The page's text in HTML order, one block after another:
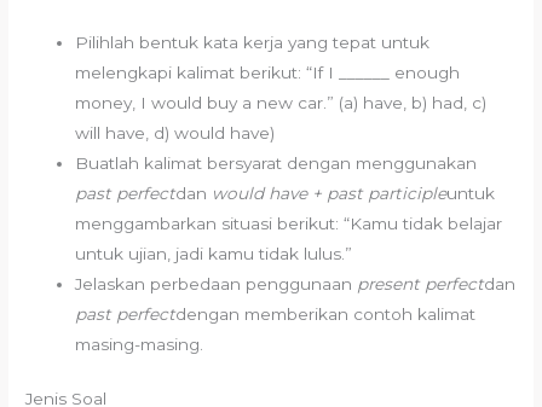
Pilihlah bentuk kata kerja yang tepat untuk
melengkapi kalimat berikut: “If I ______ enough
money, I would buy a new car.” (a) have, b) had, c)
will have, d) would have)
Buatlah kalimat bersyarat dengan menggunakan
past perfectdan would have + past participleuntuk
menggambarkan situasi berikut: “Kamu tidak belajar
untuk ujian, jadi kamu tidak lulus.”
Jelaskan perbedaan penggunaan present perfectdan
past perfectdengan memberikan contoh kalimat
masing-masing.
Jenis Soal